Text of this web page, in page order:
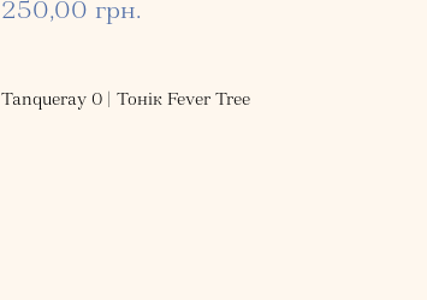
250,00 грн.
Tanqueray 0 | Тонік Fever Tree